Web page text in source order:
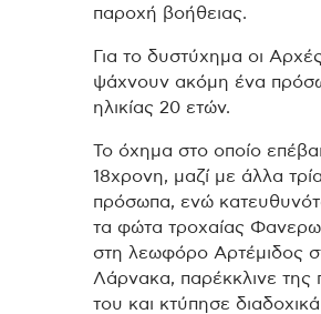
παροχή βοήθειας.
Για το δυστύχημα οι Αρχές
ψάχνουν ακόμη ένα
ηλικίας 20 ετών.
Το όχημα στο οποίο
18χρονη, μαζί με άλλα τρία
πρόσωπα, ενώ
τα φώτα τροχαίας
στη λεωφόρο Αρτέμιδος
Λάρνακα, παρέκκλινε της
του και κτύπησε